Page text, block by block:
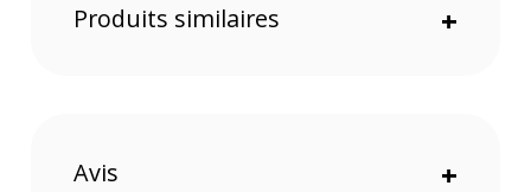
visse à sa base. Plantez-le dans l'herbe ou le sable pour
perche est à la fois légère et robuste. Sa poignée en silicone
Produits similaires +
Avis +